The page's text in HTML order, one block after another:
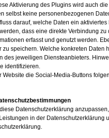
Aktivierung des Plugins wird auch
selbst keine personenbezogenen
darauf, welche Daten ein
dass eine direkte Verbindung
erfasst und genutzt werden.
zu speichern. Welche konkreten
des jeweiligen Diensteanbieters.
identifizieren.
Website die Social-Media-Buttons
Datenschutzerklärung
in der Datenschutzerklärung